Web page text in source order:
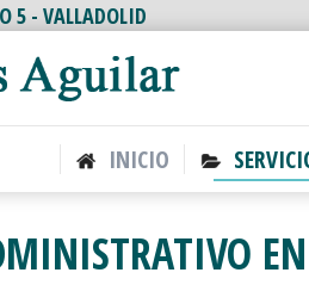
5 - VALLADOLID
INICIO